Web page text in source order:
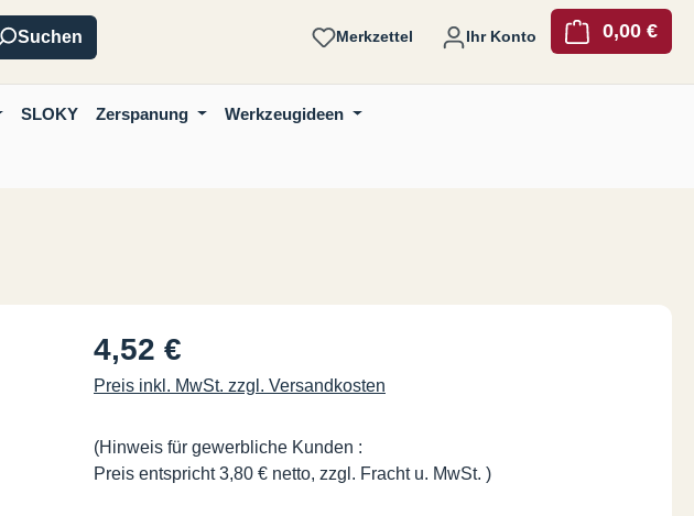
Suchen Merkzettel Ihr Konto 0,00 €
SLOKY Zerspanung Werkzeugideen
Regulärer Preis:
4,52 €
Preis inkl. MwSt. zzgl. Versandkosten
(Hinweis für gewerbliche Kunden :
Preis entspricht 3,80 € netto, zzgl. Fracht u. MwSt. )